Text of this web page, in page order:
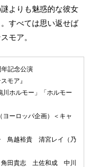
よりも魅惑的な彼女
すべては思い返せば
モア。
記念公演
モア』
川ホルモー」「ホルモー
ヨーロッパ企画）＜キャ
鳥越裕貴 清宮レイ（乃
田貴志 土佐和成 中川